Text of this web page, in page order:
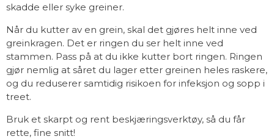
skadde eller syke greiner.
Når du kutter av en grein, skal det gjøres helt inne ved
greinkragen. Det er ringen du ser helt inne ved
stammen. Pass på at du ikke kutter bort ringen. Ringen
gjør nemlig at såret du lager etter greinen heles raskere,
og du reduserer samtidig risikoen for infeksjon og sopp i
treet.
Bruk et skarpt og rent beskjæringsverktøy, så du får
rette, fine snitt!